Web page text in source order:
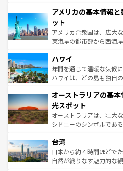
ンツ一覧を参照してほし
の建物がそのまま残る町
博物館もあり、アルプス
ことができる。国民の所
者向けの交通パス提供の
着のスイス情報は
アメリカの基本情報
ット
アメリカ合衆国は、広大
東海岸の都市部から西海
のような巨大都市は、観
ンメントが詰まった刺激
西部には大自然が広がり
部のニューオーリンズで
文化が魅力。旅行者はア
しみながら、その多様性
るだろう。車でのロード
情報は
ハワイ
年間を通じて温暖な気候
ハワイは、どの島も独自
ワイ島は見逃せない。ま
島だが、静かな自然を求
おすすめ。エメラルドグ
文化や歴史が息づいてい
人々、おいしいローカル
ク、伝統的なフラダンス
っている。訪れるたびに
オーストラリアの基
光スポット
オーストラリアは、壮大
シドニーのシンボルであ
リアリーフや大陸中央部
ク）、タスマニアの美し
ど、見どころがたくさん
台湾
日本から約４時間ほどで
自然が織りなす魅力的な